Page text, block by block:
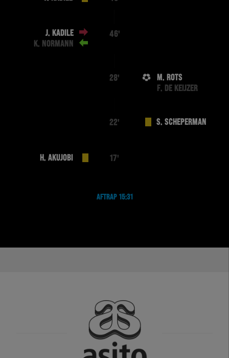
J. KADILE
K. NORMANN
46'
28'
M. ROTS
F. DE KEIJZER
22' S. SCHEPERMAN
H. AKUJOBI 17'
AFTRAP 15:31